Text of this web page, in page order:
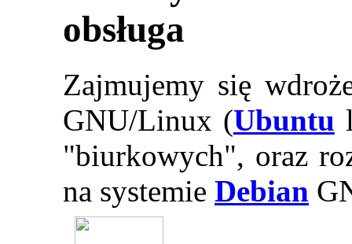
obsługa
Zajmujemy się
GNU/Linux (Ubuntu
"biurkowych", oraz
na systemie Debian